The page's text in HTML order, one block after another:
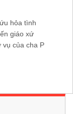
hỏa tình
giáo xứ
vụ của cha P